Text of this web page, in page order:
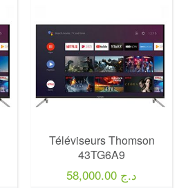
Téléviseurs Thomson
43TG6A9
58,000.00 د.ج
Marque:LG
Prix:75000
Définition:UHD TV
View Details →